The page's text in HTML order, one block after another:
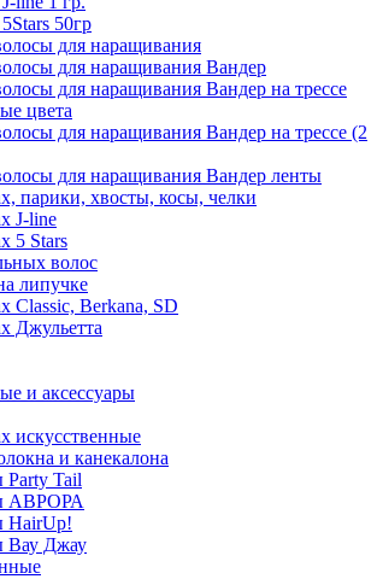
50гр
для наращивания
для наращивания Вандер
для наращивания Вандер на трессе
цвета
для наращивания Вандер на трессе (2
для наращивания Вандер ленты
парики, хвосты, косы, челки
J-line
5 Stars
волос
липучке
Classic, Berkana, SD
Джульетта
и аксессуары
искусственные
и канекалона
Party Tail
АВРОРА
HairUp!
Вау Джау